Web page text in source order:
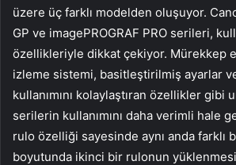
üzere üç farklı modelden oluşuyor.
GP ve imagePROGRAF PRO serileri,
özellikleriyle dikkat çekiyor. Mürekkep
izleme sistemi, basitleştirilmiş ayarlar
kullanımını kolaylaştıran özellikler gibi
serilerin kullanımını daha verimli hale
rulo özelliği sayesinde aynı anda farklı
boyutunda ikinci bir rulonun